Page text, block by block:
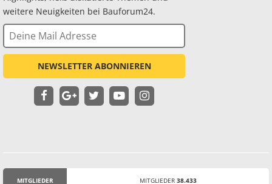
weitere Neuigkeiten bei Bauforum24.
NEWSLETTER ABONNIEREN
MITGLIEDER MITGLIEDER 38.433